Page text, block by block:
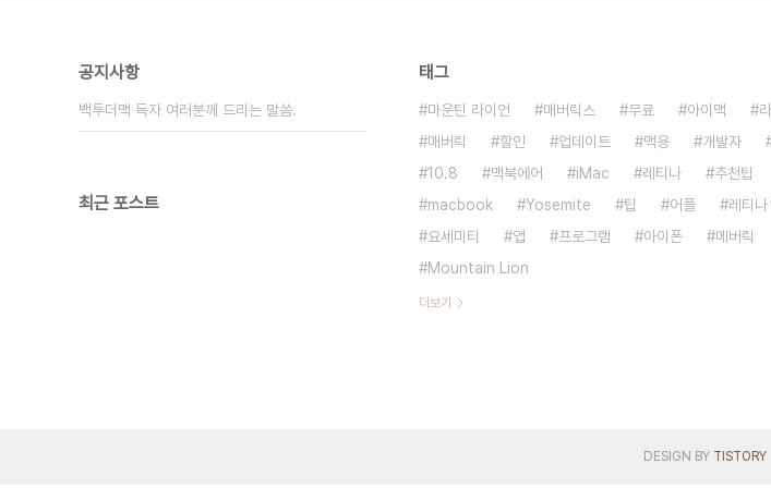
공지사항
백투더맥 독자 여러분께 드리는 말씀.
최근 포스트
태그
마운틴 라이언 매버릭스 무료 아이맥
매버릭
할인 업데이트 맥용 개발자
10.8
맥북에어 iMac 레티나 추천팁
macbook
Yosemite 팁 어플 레티
요세미티
앱 프로그램 아이폰 메버릭
Mountain Lion
더보기
DESIGN BY TISTORY